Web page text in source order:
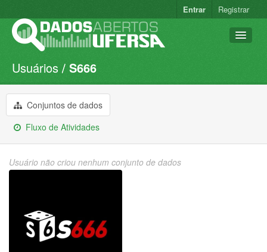
Entrar Registrar
Conjuntos de dados
Organizações
Grupos
Sobre
Usuários S666
Conjuntos de dados
Fluxo de Atividades
Usuário não criou nenhum conjunto de dados